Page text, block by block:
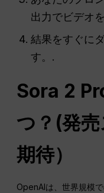
出力でビデオ
結果をすぐに
す。.
Sora 2
つ？(発
期待）
OpenAIは、世界規模